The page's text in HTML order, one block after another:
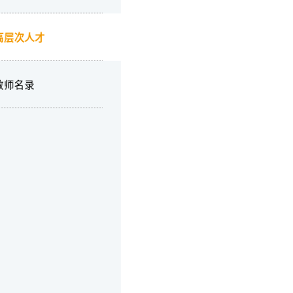
层次人才
师名录